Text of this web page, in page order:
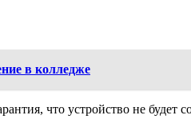
в колледже
что устройство не будет